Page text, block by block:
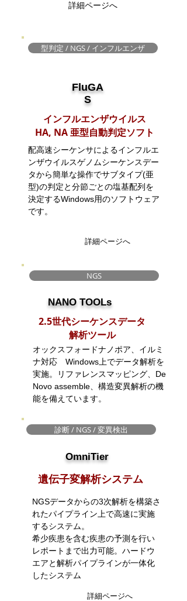
詳細ページへ
型判定 / NGS / インフルエンザ
FluGA
S
インフルエンザウイルス
HA, NA 亜型自動判定ソフト
配高速シーケンサによるインフルエ
ンザウイルスゲノムシーケンスデー
タから簡単な操作でサブタイプ(亜
型)の判定と分節ごとの塩基配列を
決定するWindows用のソフトウェア
です。
詳細ページへ
NGS
NANO TOOLs
2.5世代シーケンスデータ
​解析ツール
オックスフォードナノポア、イルミ
ナ対応 Windows上でデータ解析を
実施。リファレンスマッピング、De
Novo assemble、構造変異解析の機
能を備えています。
診断 / NGS / 変異検出
OmniTier
​遺伝子変解析システム
NGSデータからの3次解析を構築さ
れたパイプライン上で高速に実施
するシステム。
希少疾患を含む疾患の予測を行い
レポートまで出力可能。 ​ハードウ
エアと解析パイプラインが一体化
したシステム
詳細ページへ